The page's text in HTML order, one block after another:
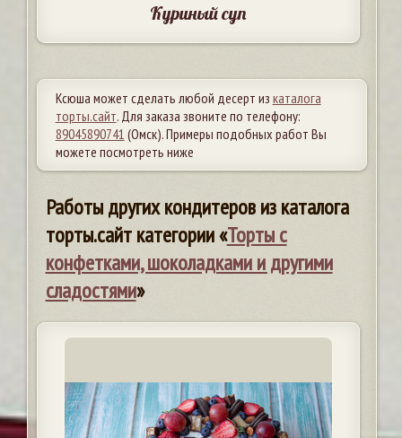
Куриный суп
Ксюша может сделать любой десерт из каталога
торты.сайт. Для заказа звоните по телефону:
89045890741 (Омск). Примеры подобных работ Вы
можете посмотреть ниже
Работы других кондитеров из каталога
торты.сайт категории «Торты с
конфетками, шоколадками и другими
сладостями»